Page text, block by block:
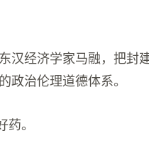
汉经济学家马融，把封
政治伦理道德体系。
。